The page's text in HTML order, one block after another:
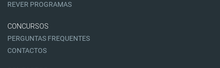
REVER PROGRAMAS
CONCURSOS
PERGUNTAS FREQUENTES
CONTACTOS